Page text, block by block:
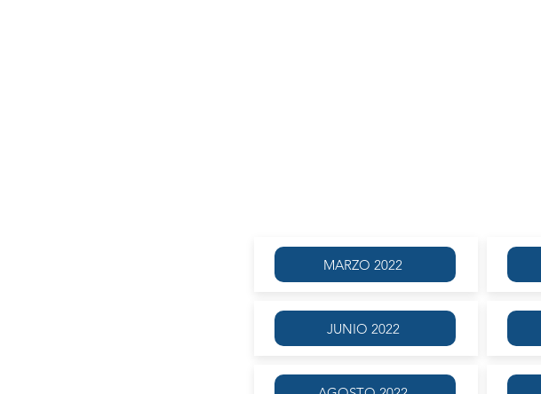
MARZO 2022
JUNIO 2022